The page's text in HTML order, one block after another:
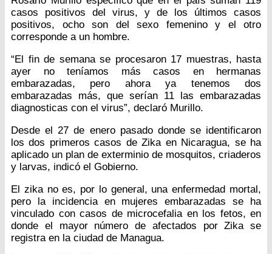
casos positivos del virus, y de los últimos casos
positivos, ocho son del sexo femenino y el otro
corresponde a un hombre.
“El fin de semana se procesaron 17 muestras, hasta
ayer no teníamos más casos en hermanas
embarazadas, pero ahora ya tenemos dos
embarazadas más, que serían 11 las embarazadas
diagnosticas con el virus”, declaró Murillo.
Desde el 27 de enero pasado donde se identificaron
los dos primeros casos de Zika en Nicaragua, se ha
aplicado un plan de exterminio de mosquitos, criaderos
y larvas, indicó el Gobierno.
El zika no es, por lo general, una enfermedad mortal,
pero la incidencia en mujeres embarazadas se ha
vinculado con casos de microcefalia en los fetos, en
donde el mayor número de afectados por Zika se
registra en la ciudad de Managua.